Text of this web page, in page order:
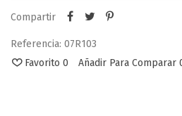
Compartir
Referencia: 07R103
Favorito 0 Añadir Para Comparar